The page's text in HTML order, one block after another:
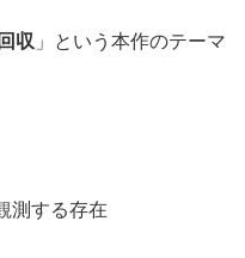
収 」という本作のテーマ
測する存在